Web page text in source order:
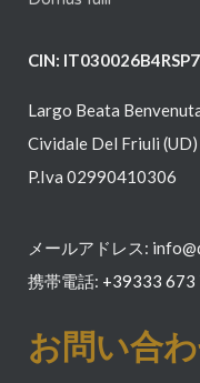
CIN:
Largo Beata
Cividale Del Friuli (UD)
P.Iva 02990410306
メールアドレス:
携帯電話: +39333 673
お問い合